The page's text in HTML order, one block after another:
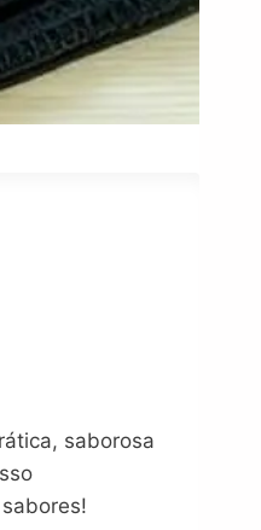
saborosa